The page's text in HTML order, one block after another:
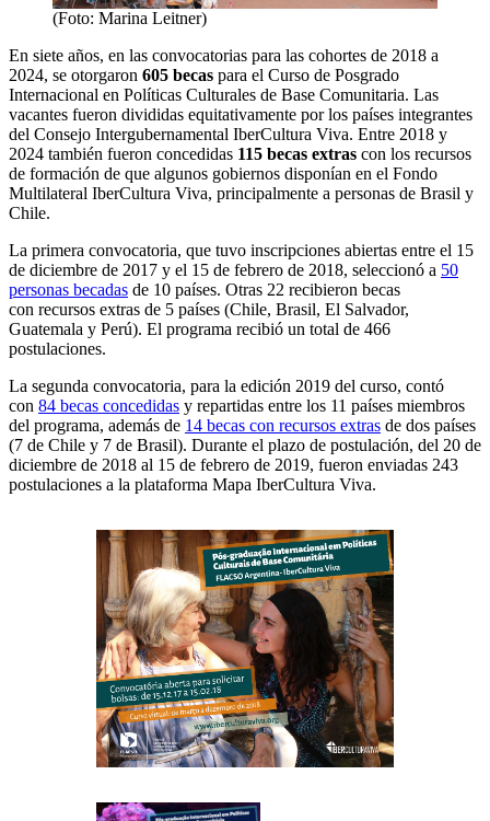
(Foto: Marina Leitner)
En siete años, en las convocatorias para las cohortes de 2018 a
2024, se otorgaron 605 becas para el Curso de Posgrado
Internacional en Políticas Culturales de Base Comunitaria. Las
vacantes fueron divididas equitativamente por los países integrantes
del Consejo Intergubernamental IberCultura Viva. Entre 2018 y
2024 también fueron concedidas 115 becas extras con los recursos
de formación de que algunos gobiernos disponían en el Fondo
Multilateral IberCultura Viva, principalmente a personas de Brasil y
Chile.
La primera convocatoria, que tuvo inscripciones abiertas entre el 15
de diciembre de 2017 y el 15 de febrero de 2018, seleccionó a 50
personas becadas de 10 países. Otras 22 recibieron becas
con recursos extras de 5 países (Chile, Brasil, El Salvador,
Guatemala y Perú). El programa recibió un total de 466
postulaciones.
La segunda convocatoria, para la edición 2019 del curso, contó
con 84 becas concedidas y repartidas entre los 11 países miembros
del programa, además de 14 becas con recursos extras de dos países
(7 de Chile y 7 de Brasil). Durante el plazo de postulación, del 20 de
diciembre de 2018 al 15 de febrero de 2019, fueron enviadas 243
postulaciones a la plataforma Mapa IberCultura Viva.